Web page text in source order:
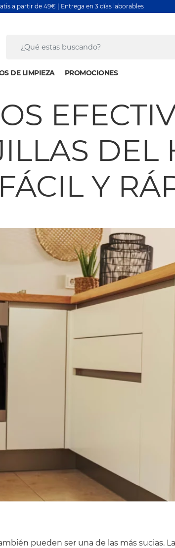
a partir de 49€ | Entrega en 3 días laborables
DE LIMPIEZA PROMOCIONES
DEL
Y
pueden ser una de las más sucias.